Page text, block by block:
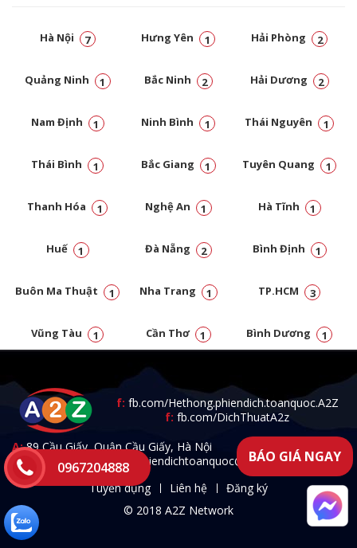
Hà Nội 7 Hưng Yên 1 Hải Phòng 2
Quảng Ninh 1 Bắc Ninh 2 Hải Dương 2
Nam Định 1 Ninh Bình 1 Thái Nguyên 1
Thái Bình 1 Bắc Giang 1 Tuyên Quang 1
Thanh Hóa 1 Nghệ An 1 Hà Tĩnh 1
Huế 1 Đà Nẵng 2 Bình Định 1
Buôn Ma Thuật 1 Nha Trang 1 TP.HCM 3
Vũng Tàu 1 Cần Thơ 1 Bình Dương 1
f: fb.com/Hethong.phiendich.toanquoc.A2Z
f: fb.com/DichThuatA2z
A:89 Cầu Giấy, Quận Cầu Giấy, Hà Nội
T: 0967.204.888 -E:a2zphiendichtoanquoc@gmail.com
Tuyển dụng
Liên hệ
Đăng ký
© 2018 A2Z Network
0967204888
BÁO GIÁ NGAY